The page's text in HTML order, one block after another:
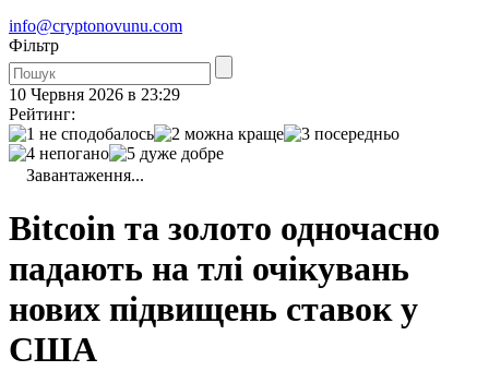
info@cryptonovunu.com
Фiльтр
10 Червня 2026 в 23:29
Рейтинг:
Завантаження...
Bitcoin та золото одночасно
падають на тлі очікувань
нових підвищень ставок у
США